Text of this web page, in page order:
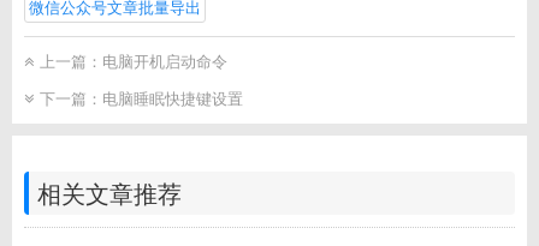
微信公众号文章批量导出
上一篇： 电脑开机启动命令
下一篇： 电脑睡眠快捷键设置
相关文章推荐